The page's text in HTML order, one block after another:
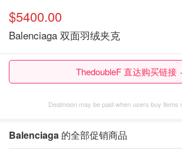
$5400.00
Balenciaga 双面羽绒夹克
ThedoubleF 直达购买链接
Dealmoon may be paid when users buy items
Balenciaga 的全部促销商品